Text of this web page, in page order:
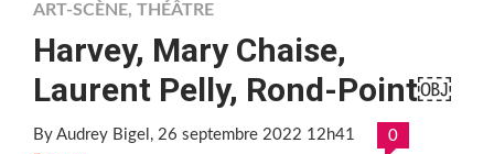
ART-SCÈNE, THÉÂTRE
Harvey, Mary Chaise,
Laurent Pelly, Rond-Point￼
By Audrey Bigel , 26 septembre 2022 12h41
0